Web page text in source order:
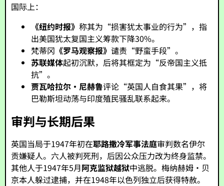
国际上：
《纽约时报》称其为“损害犹太事业的行为”，指
出美国犹太复国主义筹款下降30%。
梵蒂冈 《罗马观察报》谴责“野蛮手段”。
苏联媒体起初沉默，后将其框定为“反帝国主义抵
抗”。
贾瓦哈拉尔·尼赫鲁评论“英国人自食其果”，将
巴勒斯坦动荡与印度殖民骚乱联系起来。
审判与长期后果
英国当局于1947年初在耶路撒冷军事法庭审判数名伊尔
贡嫌疑人。六人被判死刑，后因公众压力改为终身监禁。
其他人于1947年5月阿克监狱越狱中逃脱。梅纳赫姆·贝
京本人躲过逮捕，并在1948年以色列独立后获得特赦。